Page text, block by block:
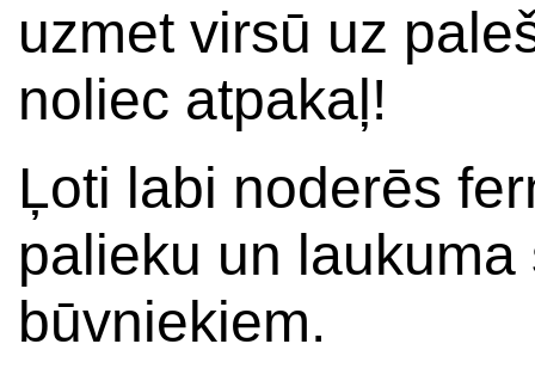
uzmet virsū uz
noliec atpakaļ!
Ļoti labi noderēs
palieku un
būvniekiem.